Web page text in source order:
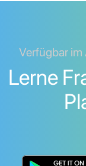
Verfügbar im
Lerne